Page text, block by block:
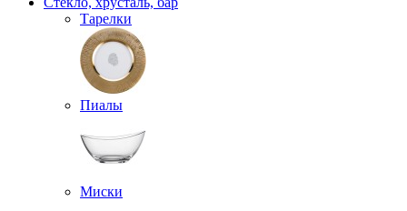
Тарелки
Пиалы
Миски